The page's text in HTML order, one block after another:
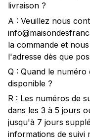
livraison ?
A : Veuillez nous
la commande et
l'adresse dès que
Q : Quand le
disponible ?
R : Les numéros de
dans les 3 à 5 jours
jusqu'à 7 jours
informations de suivi